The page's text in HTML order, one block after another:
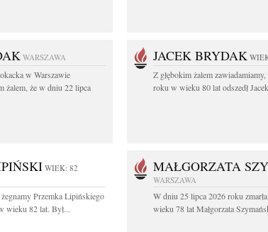
WARSZAWA
w Warszawie
żalem, że w dniu 22 lipca
JACEK BRYDAK
Z głębokim żalem
roku w wieku 80 lat odszedł
WIEK: 82
Przemka Lipińskiego
wieku 82 lat. Był...
MAŁGORZATA
WARSZAWA
W dniu 25 lipca 2026 roku
wieku 78 lat Małgorzata